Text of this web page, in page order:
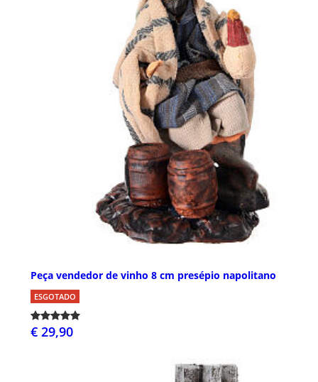
Peça vendedor de vinho 8 cm presépio napolitano
ESGOTADO
€ 29,90